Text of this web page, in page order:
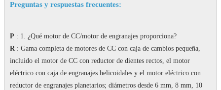
Preguntas y respuestas frecuentes:
P : 1. ¿Qué motor de CC/motor de engranajes proporciona?
R: Gama completa de motores de CC con caja de cambios pequeña,
incluido el motor de CC con reductor de dientes rectos, el motor
eléctrico con caja de engranajes helicoidales y el motor eléctrico con
reductor de engranajes planetarios; diámetros desde 6 mm, 8 mm, 10